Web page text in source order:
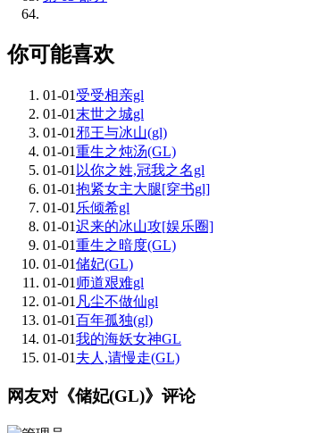
你可能喜欢
01-01 受受相亲gl
01-01 末世之城gl
01-01 邪王与冰山(gl)
01-01重生之炖汤(GL)
01-01 以你之姓,冠我之名gl
01-01抱紧女主大腿[穿书gl]
01-01 乐倾希gl
01-01迟来的冰山攻[娱乐圈]
01-01重生之暗度(GL)
01-01储妃(GL)
01-01 师道艰难gl
01-01 凡尘不做仙gl
01-01百年孤独(gl)
01-01我的海妖女神GL
01-01 夫人,请慢走(GL)
网友对《储妃(GL)》评论